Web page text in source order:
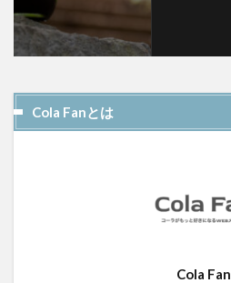
Cola Fanとは
Cola Fan